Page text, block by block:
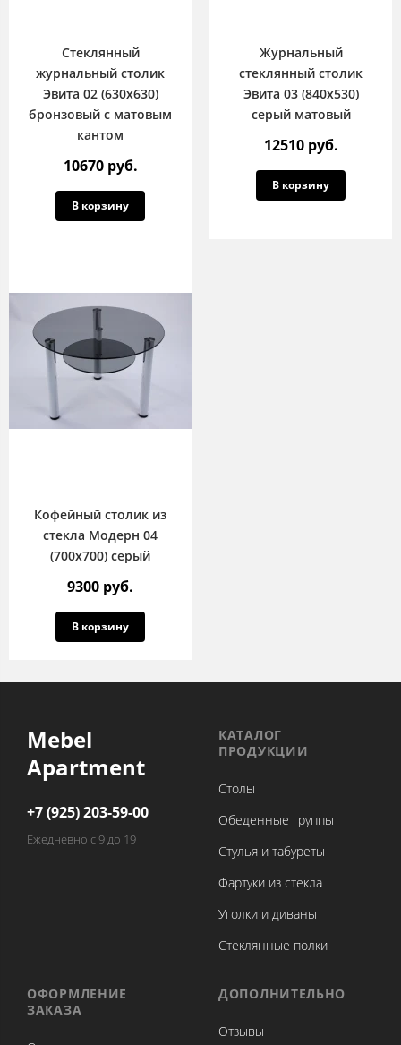
Стеклянный
журнальный столик
Эвита 02 (630х630)
бронзовый с матовым
кантом
10670 руб.
В корзину
Журнальный
стеклянный столик
Эвита 03 (840х530)
серый матовый
12510 руб.
В корзину
Кофейный столик из
стекла Модерн 04
(700х700) серый
9300 руб.
В корзину
Mebel
Apartment
+7 (925) 203-59-00
Ежедневно с 9 до 19
КАТАЛОГ
ПРОДУКЦИИ
Столы
Обеденные группы
Стулья и табуреты
Фартуки из стекла
Уголки и диваны
Стеклянные полки
ОФОРМЛЕНИЕ
ЗАКАЗА
ДОПОЛНИТЕЛЬНО
Отзывы